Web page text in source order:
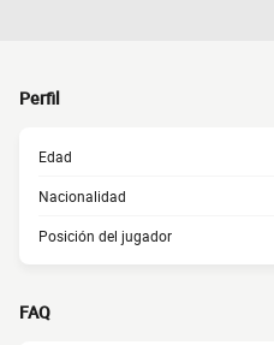
Perfil
Edad
Nacionalidad
Posición del jugador
FAQ